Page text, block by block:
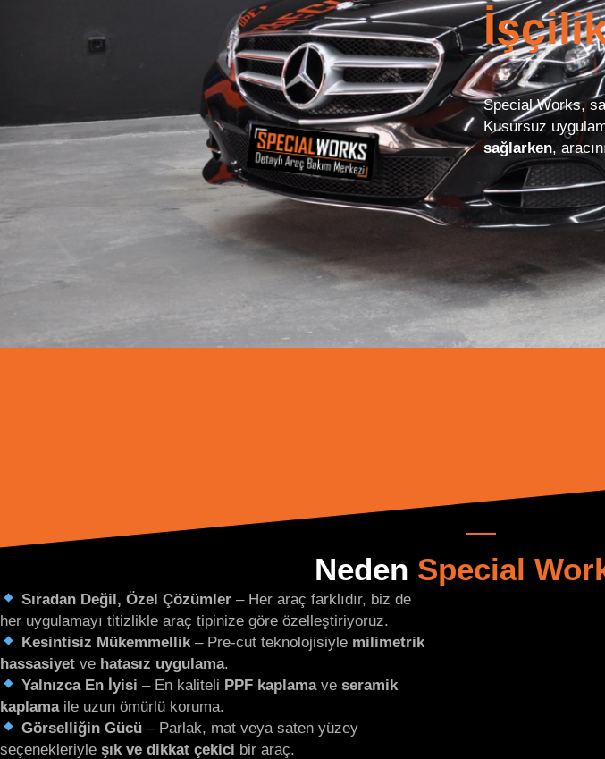
Special Works,
Kusursuz
sağlarken,
Neden Special
Sıradan Değil, Özel Çözümler – Her araç farklıdır, biz de
her uygulamayı titizlikle araç tipinize göre özelleştiriyoruz.
Kesintisiz Mükemmellik – Pre-cut teknolojisiyle milimetrik
hassasiyet ve hatasız uygulama.
Yalnızca En İyisi – En kaliteli PPF kaplamaveseramik
kaplamaile uzun ömürlü koruma.
Görselliğin Gücü – Parlak, mat veya saten yüzey
seçenekleriyle şık ve dikkat çekici bir araç.